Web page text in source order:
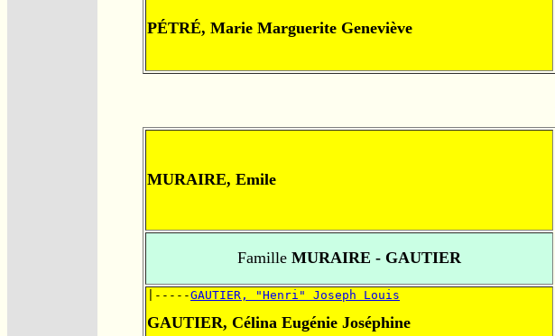
PÉTRÉ, Marie Marguerite Geneviève
MURAIRE, Emile
Famille MURAIRE - GAUTIER
|-----GAUTIER, "Henri" Joseph Louis
GAUTIER, Célina Eugénie Joséphine